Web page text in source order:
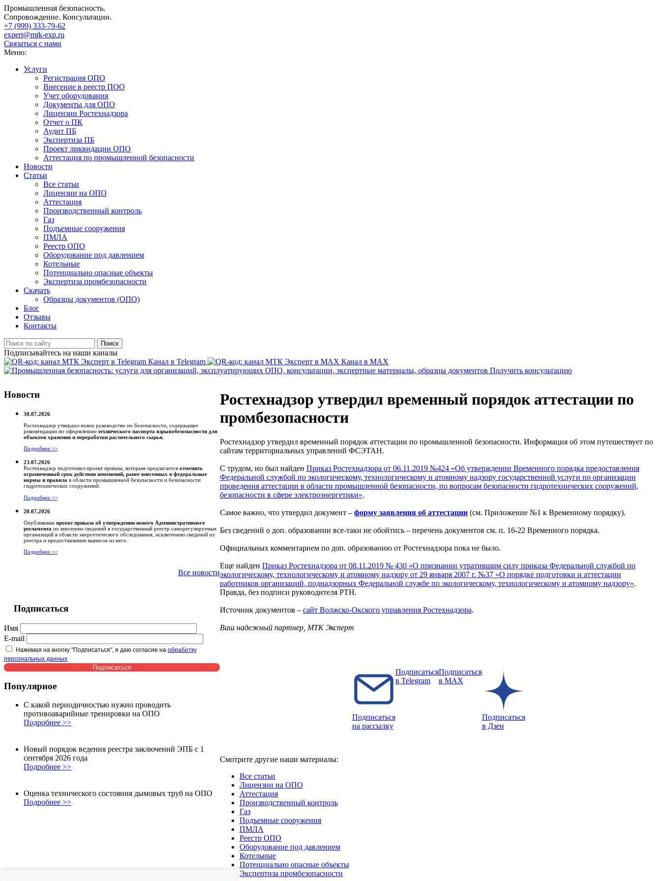
Промышленная безопасность.
Сопровождение. Консультации.
+7 (999) 333-79-62
expert@mtk-exp.ru
Связаться с нами
Меню:
Услуги
Регистрация ОПО
Внесение в реестр ПОО
Учет оборудования
Документы для ОПО
Лицензии Ростехнадзора
Отчет о ПК
Аудит ПБ
Экспертиза ПБ
Проект ликвидации ОПО
Аттестация по промышленной безопасности
Новости
Статьи
Все статьи
Лицензии на ОПО
Аттестация
Производственный контроль
Газ
Подъемные сооружения
ПМЛА
Реестр ОПО
Оборудование под давлением
Котельные
Потенциально опасные объекты
Экспертиза промбезопасности
Скачать
Образцы документов (ОПО)
Блог
Отзывы
Контакты
Поиск
Подписывайтесь на наши каналы
Канал в Telegram
Канал в MAX
Получить консультацию
Новости
30.07.2026
Ростехнадзор утвердил новое руководство по безопасности, содержащее
рекомендации по оформлению технического паспорта взрывобезопасности для
объектов хранения и переработки растительного сырья.
Подробнее >>
23.07.2026
Ростехнадзор подготовил проект приказа, которым предлагается отменить
ограниченный срок действия изменений, ранее внесенных в федеральные
нормы и правила в области промышленной безопасности и безопасности
гидротехнических сооружений.
Подробнее >>
20.07.2026
Опубликован проект приказа об утверждении нового Административного
регламента по внесению сведений в государственный реестр саморегулируемых
организаций в области энергетического обследования, исключению сведений из
реестра и предоставлению выписок из него.
Подробнее >>
Все новости
Подписаться
Имя
E-mail
Нажимая на кнопку "Подписаться", я даю согласие на обработку
персональных данных
Популярное
С какой периодичностью нужно проводить
противоаварийные тренировки на ОПО
Подробнее >>
Новый порядок ведения реестра заключений ЭПБ с 1
сентября 2026 года
Подробнее >>
Оценка технического состояния дымовых труб на ОПО
Подробнее >>
Ростехнадзор утвердил временный порядок аттестации по
промбезопасности
Ростехнадзор утвердил временный порядок аттестации по промышленной безопасности. Информация об этом путешествует по
сайтам территориальных управлений ФСЭТАН.
С трудом, но был найден Приказ Ростехнадзора от 06.11.2019 №424 «Об утверждении Временного порядка предоставления
Федеральной службой по экологическому, технологическому и атомному надзору государственной услуги по организации
проведения аттестации в области промышленной безопасности, по вопросам безопасности гидротехнических сооружений,
безопасности в сфере электроэнергетики».
Самое важно, что утвердил документ – форму заявления об аттестации (см. Приложение №1 к Временному порядку).
Без сведений о доп. образовании все-таки не обойтись – перечень документов см. п. 16-22 Временного порядка.
Официальных комментарием по доп. образованию от Ростехнадзора пока не было.
Еще найден Приказ Ростехнадзора от 08.11.2019 № 430 «О признании утратившим силу приказа Федеральной службой по
экологическому, технологическому и атомному надзору от 29 января 2007 г. №37 «О порядке подготовки и аттестации
работников организаций, поднадзорных Федеральной службе по экологическому, технологическому и атомному надзору».
Правда, без подписи руководителя РТН.
Источник документов – сайт Волжско-Окского управления Ростехнадзора.
Ваш надежный партнер, МТК Эксперт
Подписаться
на рассылку
Подписаться
в Telegram
Подписаться
в MAX
Подписаться
в Дзен
Смотрите другие наши материалы:
Все статьи
Лицензии на ОПО
Аттестация
Производственный контроль
Газ
Подъемные сооружения
ПМЛА
Реестр ОПО
Оборудование под давлением
Котельные
Потенциально опасные объекты
Экспертиза промбезопасности